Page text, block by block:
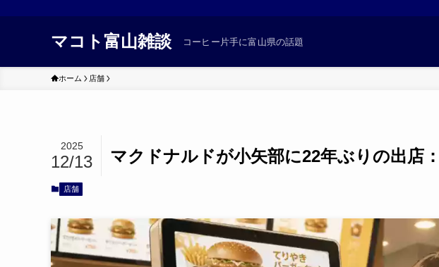
マコト富山雑談 コーヒー片手に富山県の話題
ホーム 店舗
マクドナルドが小矢部に22年ぶりの出店
2025
12/13
店舗